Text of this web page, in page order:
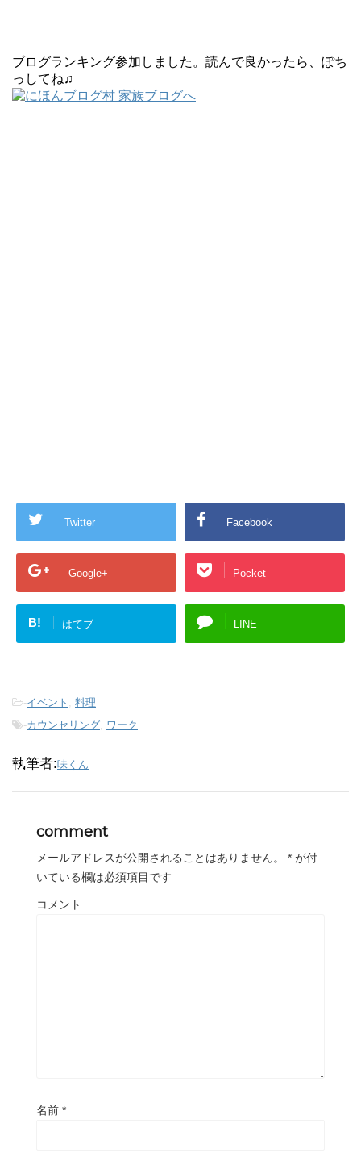
ブログランキング参加しました。読んで良かったら、ぽち
っしてね♫
Twitter Facebook
Google+ Pocket
B! はてブ LINE
-イベント , 料理
-カウンセリング, ワーク
執筆者:味くん
comment
メールアドレスが公開されることはありません。 * が付
いている欄は必須項目です
コメント
名前 *